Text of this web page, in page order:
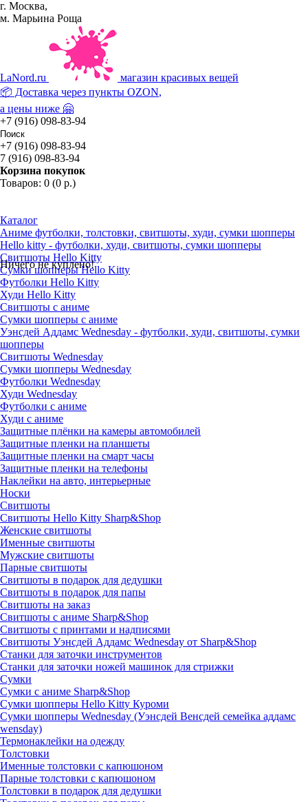
г. Москва,
м. Марьина Роща
LaNord.ru
магазин красивых вещей
📦 Доставка через пункты OZON,
а цены ниже 🤗
+7 (916) 098-83-94
+7 (916) 098-83-94
7 (916) 098-83-94
Корзина покупок
Товаров: 0 (0 р.)
Ничего не куплено!
Каталог
Аниме футболки, толстовки, свитшоты, худи, сумки шопперы
Hello kitty - футболки, худи, свитшоты, сумки шопперы
Свитшоты Hello Kitty
Сумки шопперы Hello Kitty
Футболки Hello Kitty
Худи Hello Kitty
Свитшоты с аниме
Сумки шопперы с аниме
Уэнсдей Аддамс Wednesday - футболки, худи, свитшоты, сумки
шопперы
Свитшоты Wednesday
Сумки шопперы Wednesday
Футболки Wednesday
Худи Wednesday
Футболки с аниме
Худи с аниме
Защитные плёнки на камеры автомобилей
Защитные пленки на планшеты
Защитные пленки на смарт часы
Защитные пленки на телефоны
Наклейки на авто, интерьерные
Носки
Свитшоты
Cвитшоты Hello Kitty Sharp&Shop
Женские свитшоты
Именные свитшоты
Мужские свитшоты
Парные свитшоты
Свитшоты в подарок для дедушки
Свитшоты в подарок для папы
Свитшоты на заказ
Свитшоты с аниме Sharp&Shop
Свитшоты с принтами и надписями
Свитшоты Уэнсдей Аддамс Wednesday от Sharp&Shop
Станки для заточки инструментов
Станки для заточки ножей машинок для стрижки
Сумки
Сумки с аниме Sharp&Shop
Сумки шопперы Hello Kitty Куроми
Сумки шопперы Wednesday (Уэнсдей Венсдей семейка аддамс
wensday)
Термонаклейки на одежду
Толстовки
Именные толстовки с капюшоном
Парные толстовки с капюшоном
Толстовки в подарок для дедушки